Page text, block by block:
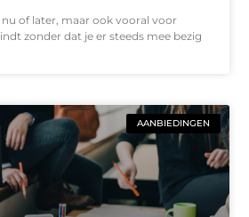
of later, maar ook vooral voor
zonder dat je er steeds mee bezig
AANBIEDINGEN